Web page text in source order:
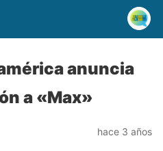
anuncia
a «Max»
hace 3 años